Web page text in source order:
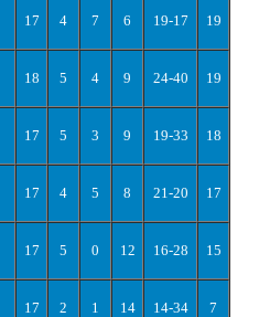
17 4 7 6 19-17 19
18 5 4 9 24-40 19
17 5 3 9 19-33 18
17 4 5 8 21-20 17
17 5 0 12 16-28 15
17 2 1 14 14-34 7